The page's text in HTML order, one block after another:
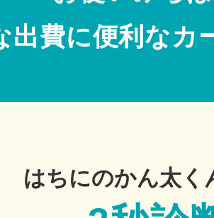
出費に便利なカ
はちにのかん太く